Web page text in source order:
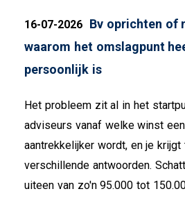
16-07-2026 Bv oprichten of
waarom het omslagpunt
persoonlijk is
Het probleem zit al in het
adviseurs vanaf welke winst
aantrekkelijker wordt, en je krijgt
verschillende antwoorden.
uiteen van zo'n 95.000 tot